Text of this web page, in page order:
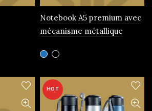
Notebook A5 premium avec
mécanisme métallique
Ce
produit
plusieurs
variations.
HOT